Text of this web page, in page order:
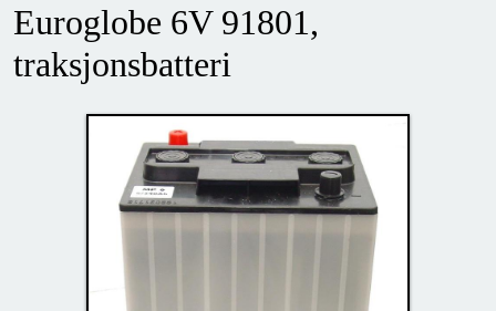
Euroglobe 6V 91801,
traksjonsbatteri